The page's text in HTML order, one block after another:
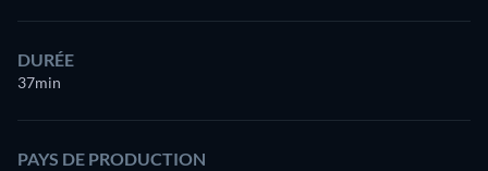
DURÉE
37min
PAYS DE PRODUCTION